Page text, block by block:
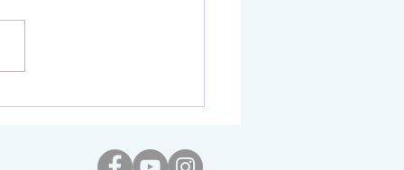
之树（Never Wither）】